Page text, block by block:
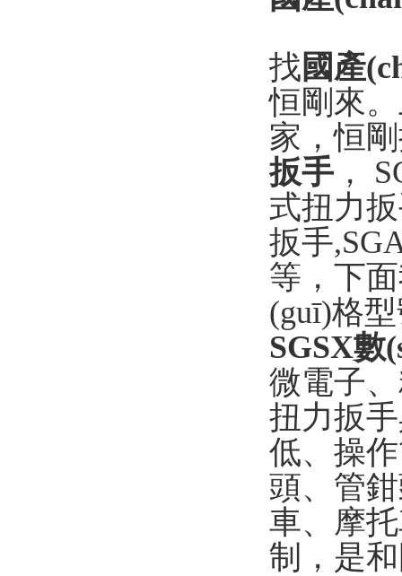
找國產
恒剛來
家，
扳手 ，
式扭力扳
扳手
等，下
(guī)格型號
SGSX數
微電子
扭力扳手
低、操作簡
頭、管
車、摩托
制，是